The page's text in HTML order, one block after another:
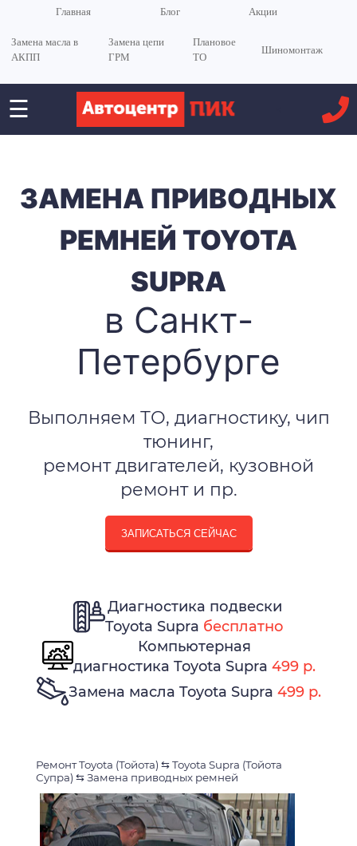
Главная Блог Акции
Замена масла в
АКПП
Замена цепи
ГРМ
Плановое
ТО
Шиномонтаж
☰
ЗАМЕНА ПРИВОДНЫХ
РЕМНЕЙ TOYOTA
SUPRA
в Санкт-
Петербурге
Выполняем ТО, диагностику, чип
тюнинг,
ремонт двигателей, кузовной
ремонт и пр.
ЗАПИСАТЬСЯ СЕЙЧАС
Диагностика подвески
Toyota Supra бесплатно
Компьютерная
диагностика Toyota Supra 499 р.
Замена масла Toyota Supra 499 р.
Ремонт Toyota (Тойота) ⇆Toyota Supra (Тойота
Супра) ⇆Замена приводных ремней